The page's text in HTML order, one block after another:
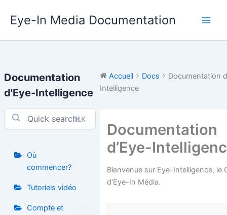
contenu
Eye-In Media Documentation
Documentation
d'Eye-Intelligence
⌘K
Où
commencer?
Tutoriels vidéo
Compte et
Accueil Docs
Documentation
Intelligence
Documentation
d’Eye-
Bienvenue sur Eye-Intelligence, le
d’Eye-In Média.